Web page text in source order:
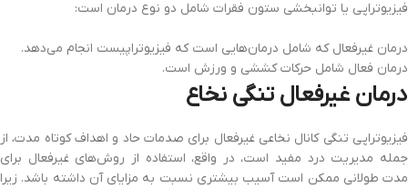
فیزیوتراپی یا توانبخشی ستون فقرات شامل دو نوع درمان است:
درمان غیرفعال که شامل درمان‌هایی است که فیزیوتراپیست انجام می‌دهد.
درمان فعال شامل حرکات کششی و ورزش است.
درمان غیرفعال تنگی نخاع
فیزیوتراپی تنگی کانال نخاعی غیرفعال برای صدمات حاد و اهداف کوتاه مدت، از
جمله مدیریت درد مفید است، در واقع، استفاده از روش‌های غیرفعال برای
مدت طولانی ممکن است آسیب بیشتری نسبت به مزایای آن داشته باشد. زیرا